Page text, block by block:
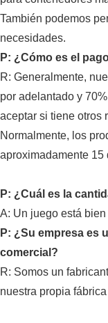
También podemos
necesidades.
P: ¿Cómo es el
R: Generalmente,
por adelantado y
aceptar si tiene otros
Normalmente, los
aproximadamente 15
P: ¿Cuál es la
A: Un juego está
P: ¿Su empresa es
comercial?
R: Somos un
nuestra propia